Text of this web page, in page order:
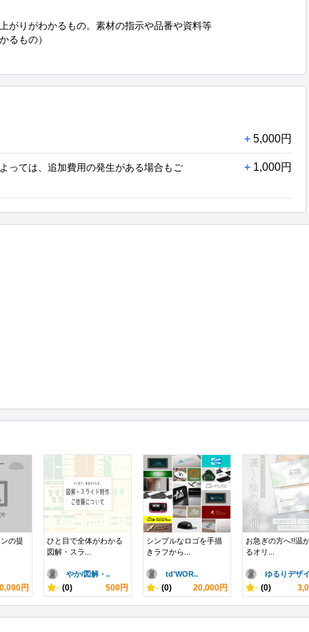
がりがわかるもの。素材の指示や品番や資料等
るもの）
+ 5,000円
っては、追加費用の発生がある場合もご + 1,000円
の提
円
ひと目で全体がわかる
図解・スラ...
やか/図解・..
- (0) 500円
シンプルなロゴを手描
きラフから...
td'WOR..
- (0) 20,000円
お急ぎの方へ!!温
るオリ...
ゆるりデザ
- (0)